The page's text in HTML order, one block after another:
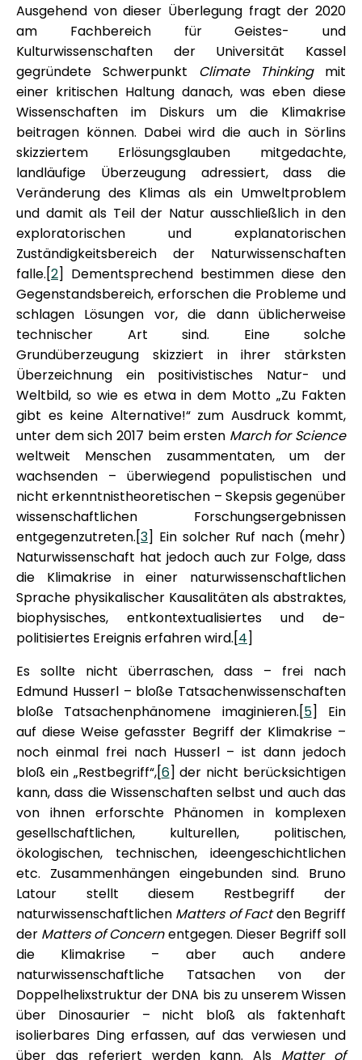
Ausgehend von dieser Überlegung fragt der 2020
am Fachbereich für Geistes- und
Kulturwissenschaften der Universität Kassel
gegründete Schwerpunkt
Climate Thinkingmit
einer kritischen Haltung danach, was eben diese
Wissenschaften im Diskurs um die Klimakrise
beitragen können. Dabei wird die auch in Sörlins
skizziertem Erlösungsglauben mitgedachte,
landläufige Überzeugung adressiert, dass die
Veränderung des Klimas als ein Umweltproblem
und damit als Teil der Natur ausschließlich in den
exploratorischen und explanatorischen
Zuständigkeitsbereich der Naturwissenschaften
falle.[2] Dementsprechend bestimmen diese den
Gegenstandsbereich, erforschen die Probleme und
schlagen Lösungen vor, die dann üblicherweise
technischer Art sind. Eine solche
Grundüberzeugung skizziert in ihrer stärksten
Überzeichnung ein positivistisches Natur- und
Weltbild, so wie es etwa in dem Motto „Zu Fakten
gibt es keine Alternative!“ zum Ausdruck kommt,
unter dem sich 2017 beim ersten March for Science
weltweit Menschen zusammentaten, um der
wachsenden – überwiegend populistischen und
nicht erkenntnistheoretischen – Skepsis gegenüber
wissenschaftlichen Forschungsergebnissen
entgegenzutreten.[3] Ein solcher Ruf nach (mehr)
Naturwissenschaft hat jedoch auch zur Folge, dass
die Klimakrise in einer naturwissenschaftlichen
Sprache physikalischer Kausalitäten als abstraktes,
biophysisches, entkontextualisiertes und de-
politisiertes Ereignis erfahren wird.[4]
Es sollte nicht überraschen, dass – frei nach
Edmund Husserl – bloße Tatsachenwissenschaften
bloße Tatsachenphänomene imaginieren.[5] Ein
auf diese Weise gefasster Begriff der Klimakrise –
noch einmal frei nach Husserl – ist dann jedoch
bloß ein „Restbegriff“,[6] der nicht berücksichtigen
kann, dass die Wissenschaften selbst und auch das
von ihnen erforschte Phänomen in komplexen
gesellschaftlichen, kulturellen, politischen,
ökologischen, technischen, ideengeschichtlichen
etc. Zusammenhängen eingebunden sind. Bruno
Latour stellt diesem Restbegriff der
naturwissenschaftlichen Matters of Factden Begriff
der Matters of Concernentgegen. Dieser Begriff soll
die Klimakrise – aber auch andere
naturwissenschaftliche Tatsachen von der
Doppelhelixstruktur der DNA bis zu unserem Wissen
über Dinosaurier – nicht bloß als faktenhaft
isolierbares Ding erfassen, auf das verwiesen und
über das referiert werden kann. Als Matter of